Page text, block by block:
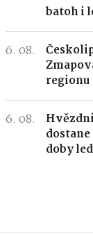
batoh i
6. 08.
regionu
6. 08.
doby